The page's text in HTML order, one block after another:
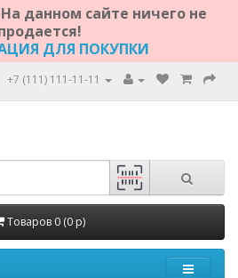
данном сайте ничего не
ДЛЯ ПОКУПКИ
+7 (111) 111-11-11
Товаров 0 (0 р)